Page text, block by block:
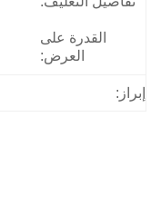
القدرة على
العرض:
إبراز: